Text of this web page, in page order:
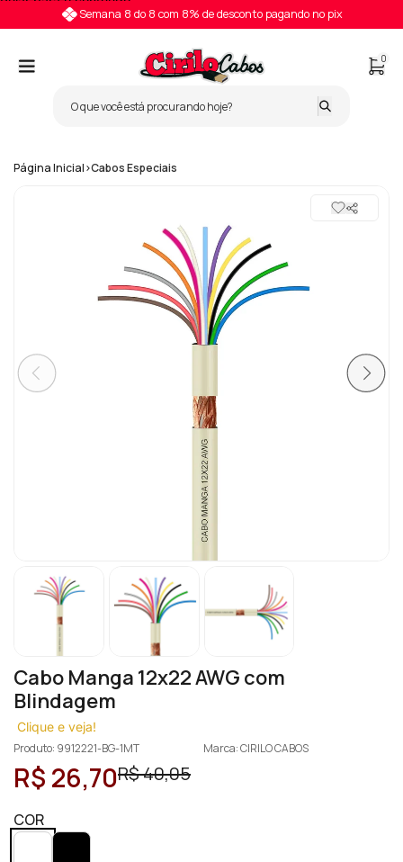
Semana 8 do 8 com 8% de desconto pagando no pix
0
Página Inicial>Cabos Especiais
Cabo Manga 12x22 AWG com
Blindagem
Clique e veja!
Produto: 9912221-BG-1MT
Marca: CIRILO CABOS
R$ 26,70R$ 40,05
COR